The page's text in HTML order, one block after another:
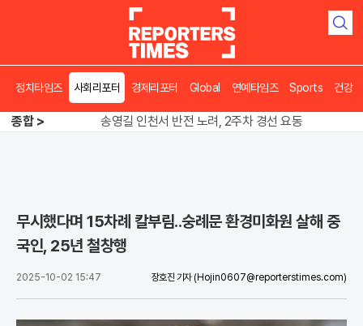
검
정치타임즈 사회리포터 경제리포터 Global 연예타임즈 Sports 건강
종합 >
송영길 인천서 반전 노려, 2주차 경선 요동
무시했다며 15차례 칼부림..숭례문 환경미화원 살해 중
국인, 25년 철창행
2025-10-02 15:47 장호진 기자 (Hojin0607@reporterstimes.com)